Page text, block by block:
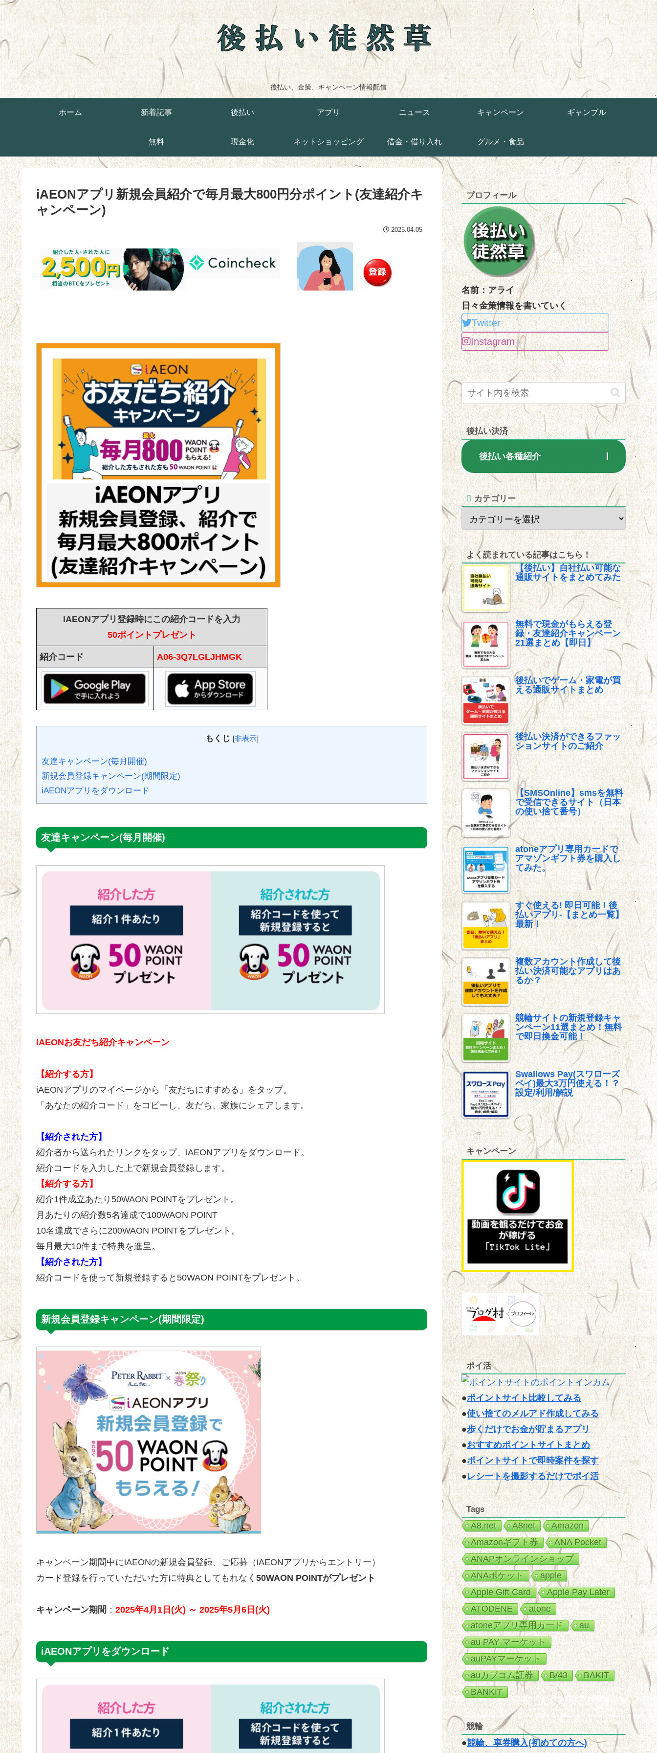
後払い徒然草
後払い、金策、キャンペーン情報配信
ホーム 新着記事 後払い アプリ ニュース キャンペーン ギャンブル
無料 現金化 ネットショッピング 借金・借り入れ グルメ・食品
iAEONアプリ新規会員紹介で毎月最大800円分ポイント(友達紹介キ
ャンペーン)
2025.04.05
iAEONアプリ登録時にこの紹介コードを入力
50ポイントプレゼント
紹介コード A06-3Q7LGLJHMGK
もくじ [非表示]
友達キャンペーン(毎月開催)
新規会員登録キャンペーン(期間限定)
iAEONアプリをダウンロード
友達キャンペーン(毎月開催)
iAEONお友だち紹介キャンペーン
【紹介する方】
iAEONアプリのマイページから「友だちにすすめる」をタップ。
「あなたの紹介コード」をコピーし、友だち、家族にシェアします。
【紹介された方】
紹介者から送られたリンクをタップ、iAEONアプリをダウンロード。
紹介コードを入力した上で新規会員登録します。
【紹介する方】
紹介1件成立あたり50WAON POINTをプレゼント。
月あたりの紹介数5名達成で100WAON POINT
10名達成でさらに200WAON POINTをプレゼント。
毎月最大10件まで特典を進呈。
【紹介された方】
紹介コードを使って新規登録すると50WAON POINTをプレゼント。
新規会員登録キャンペーン(期間限定)
キャンペーン期間中にiAEONの新規会員登録、ご応募（iAEONアプリからエントリー）
カード登録を行っていただいた方に特典としてもれなく 50WAON POINTがプレゼント
キャンペーン期間 ： 2025年4月 1 日(火) ～ 2025年5月 6 日(火)
iAEONアプリをダウンロード
プロフィール
名前：アライ
日々金策情報を書いていく
Twitter
Instagram
後払い決済
後払い各種紹介
カテゴリー
よく読まれている記事はこちら！
【後払い】自社払い可能な
通販サイトをまとめてみた
無料で現金がもらえる登
録・友達紹介キャンペーン
21選まとめ【即日】
後払いでゲーム・家電が買
える通販サイトまとめ
後払い決済ができるファッ
ションサイトのご紹介
【SMSOnline】smsを無料
で受信できるサイト（日本
の使い捨て番号）
atoneアプリ専用カードで
アマゾンギフト券を購入し
てみた。
すぐ使える! 即日可能！後
払いアプリ-【まとめ一覧】
最新！
複数アカウント作成して後
払い決済可能なアプリはあ
るか？
競輪サイトの新規登録キャ
ンペーン11選まとめ！無料
で即日換金可能！
Swallows Pay(スワローズ
ペイ)最大3万円使える！？
設定/利用/解説
キャンペーン
ポイ活
●ポイントサイト比較してみる
●使い捨てのメルアド作成してみる
●歩くだけでお金が貯まるアプリ
●おすすめポイントサイトまとめ
●ポイントサイトで即時案件を探す
●レシートを撮影するだけでポイ活
Tags
A8.net A8net
Amazon
Amazonギフト券
ANA Pocket
ANAPオンラインショップ
ANAポケット
apple
Apple Gift Card
Apple Pay Later
ATODENE
atone
atoneアプリ専用カード
au
au PAY マーケット
auPAYマーケット
auカブコム証券
B/43
BAKIT
BANKIT
競輪
●競輪、車券購入(初めての方へ)